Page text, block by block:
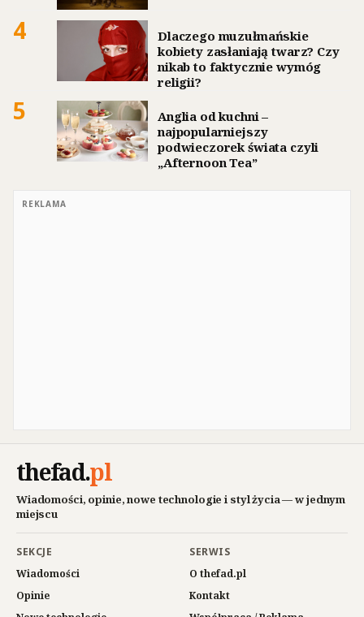
4
Dlaczego muzułmańskie
kobiety zasłaniają twarz? Czy
nikab to faktycznie wymóg
religii?
5
Anglia od kuchni –
najpopularniejszy
podwieczorek świata czyli
„Afternoon Tea”
REKLAMA
thefad.pl
Wiadomości, opinie, nowe technologie i styl życia — w jednym
miejscu
SEKCJE
Wiadomości
Opinie
SERWIS
O thefad.pl
Kontakt